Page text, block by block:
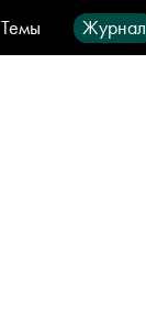
Темы Журнал
Видео Город